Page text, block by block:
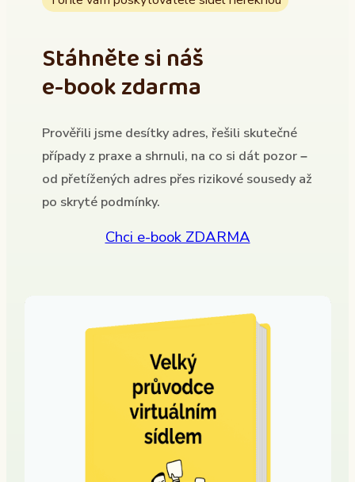
Stáhněte si náš
e-book zdarma
Prověřili jsme desítky adres, řešili skutečné
případy z praxe a shrnuli, na co si dát pozor –
od přetížených adres přes rizikové sousedy až
po skryté podmínky.
Chci e-book ZDARMA